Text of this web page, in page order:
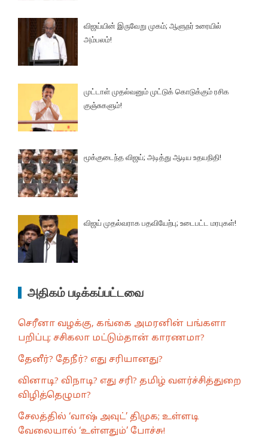
விஜய்யின் இருவேறு முகம்; ஆளுநர் உரையில்
அம்பலம்!
முட்டாள் முதல்வனும் முட்டுக் கொடுக்கும் ரசிக
குஞ்சுகளும்!
மூக்குடைந்த விஜய்; அடித்து ஆடிய உதயநிதி!
விஜய் முதல்வராக பதவியேற்பு; உடைபட்ட மரபுகள்!
அதிகம் படிக்கப்பட்டவை
செரீனா வழக்கு, கங்கை அமரனின் பங்களா
பறிப்பு; சசிகலா மட்டும்தான் காரணமா?
தேனீர்? தேநீர்? எது சரியானது?
வினாடி? விநாடி? எது சரி? தமிழ் வளர்ச்சித்துறை
விழித்தெழுமா?
சேலத்தில் ‘வாஷ் அவுட்’ திமுக; உள்ளடி
வேலையால் ‘உள்ளதும்’ போச்சு!